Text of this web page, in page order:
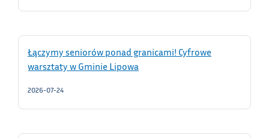
Łączymy seniorów ponad granicami! Cyfrowe
warsztaty w Gminie Lipowa
2026-07-24